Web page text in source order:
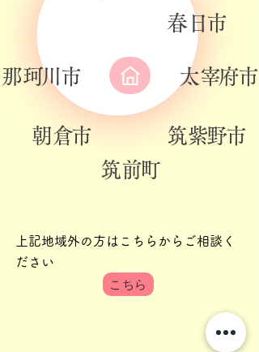
​春日市
​太宰府市
​筑紫野市
​那珂川市
​朝倉市
​筑前町
​上記地域外の方はこちらからご相談く
ださい
こちら